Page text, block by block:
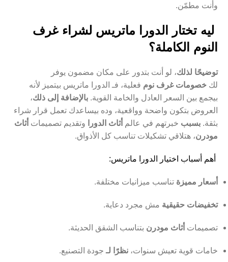
وأنت مطمّن.
ليه تختار الدورا ماتريس لشراء غرف
النوم الكاملة؟
توضيحًا لذلك، لو أنت بتدور على مكان مضمون يوفر
لك خصومات غرف نوم فعلية، فـ الدورا ماتريس بيتميز لأنه
بيجمع بين السعر العادل والخامة القوية. بالإضافة إلى ذلك،
العروض بتكون واضحة وواقعية، وده بيساعدك تعمل قرار شراء
بثقة. بسبب خبرتهم في عالم أثاث الدورا وتقديم تصميمات أثاث
مودرن، هتلاقي تشكيلات تناسب كل الأذواق.
أهم أسباب اختيار الدورا ماتريس:
أسعار مميزة تناسب ميزانيات مختلفة.
تخفيضات حقيقية مش مجرد دعاية.
تصميمات أثاث مودرن بتناسب الشقق الحديثة.
خامات قوية تعيش سنوات، نظرًا لـ جودة التصنيع.